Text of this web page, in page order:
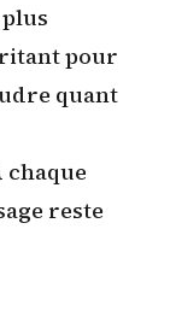
pour
quant
reste